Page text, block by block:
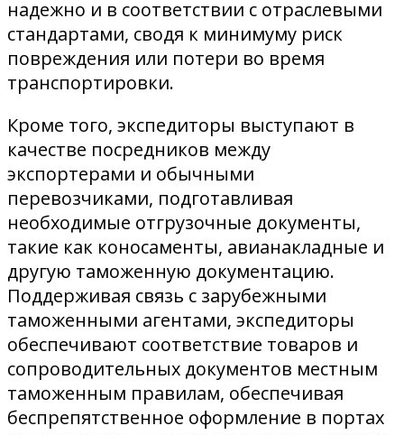
надежно и в соответствии с отраслевыми
стандартами, сводя к минимуму риск
повреждения или потери во время
транспортировки.
Кроме того, экспедиторы выступают в
качестве посредников между
экспортерами и обычными
перевозчиками, подготавливая
необходимые отгрузочные документы,
такие как коносаменты, авианакладные и
другую таможенную документацию.
Поддерживая связь с зарубежными
таможенными агентами, экспедиторы
обеспечивают соответствие товаров и
сопроводительных документов местным
таможенным правилам, обеспечивая
беспрепятственное оформление в портах